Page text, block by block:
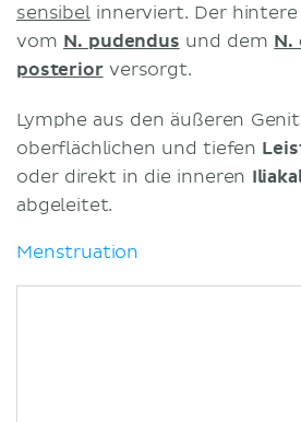
sensibelinnerviert. Der
vom N. pudendus und dem N.
posteriorversorgt.
Lymphe aus den äußeren
oberflächlichen und tiefen
oder direkt in die inneren
abgeleitet.
Menstruation